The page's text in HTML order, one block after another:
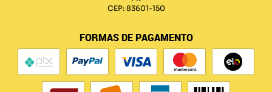
CEP: 83601-150
FORMAS DE PAGAMENTO